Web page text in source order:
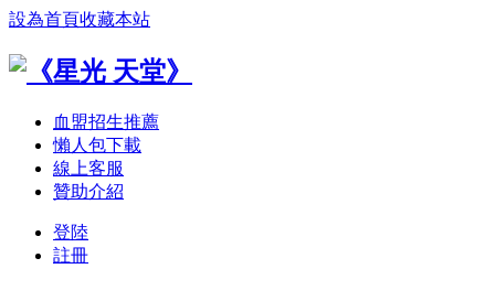
設為首頁收藏本站
血盟招生推薦
懶人包下載
線上客服
贊助介紹
登陸
註冊